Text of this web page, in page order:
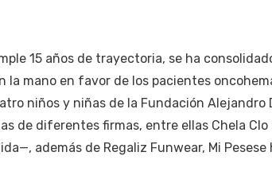
15 años de trayectoria, se ha
la mano en favor de los pacientes
niños y niñas de la Fundación Alejandro
de diferentes firmas, entre ellas Chela
además de Regaliz Funwear, Mi